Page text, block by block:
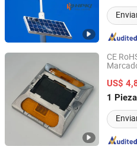
CE
de
US$
1 Pieza
Shenzhen Sroada Tech Co.,
Guangdong, China